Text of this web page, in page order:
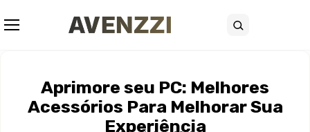
Buscar
Aprimore seu PC: Melhores
Acessórios Para Melhorar Sua
Experiência